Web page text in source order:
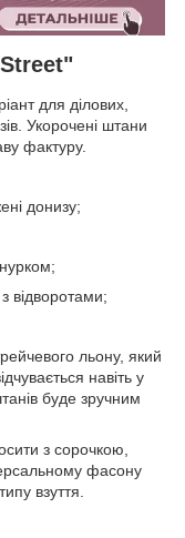
для ділових,
Укорочені штани
фактуру.
донизу;
відворотами;
льону, який
навіть у
буде зручним
з сорочкою,
фасону
взуття.